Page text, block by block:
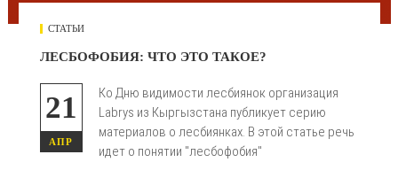
СТАТЬИ
ЛЕСБОФОБИЯ: ЧТО ЭТО ТАКОЕ?
21
АПР
Ко Дню видимости лесбиянок организация
Labrys из Кыргызстана публикует серию
материалов о лесбиянках. В этой статье речь
идет о понятии "лесбофобия"